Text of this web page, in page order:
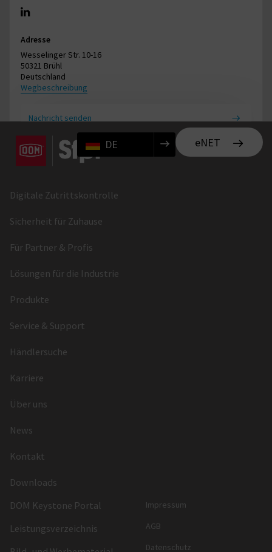
Adresse
Wesselinger Str. 10-16
50321 Brühl
Deutschland
Wegbeschreibung
Nachricht senden
eNET
DE
Digitale Zutrittskontrolle
Sicherheit für Zuhause
Für Partner & Profis
Lösungen für die Industrie
Produkte
Service & Support
Händlersuche
Karriere
Über uns
News
Kontakt
Downloads
DOM Keystone Portal
Leistungsverzeichnis
Impressum
AGB
Datenschutz